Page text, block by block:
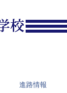
進路情報